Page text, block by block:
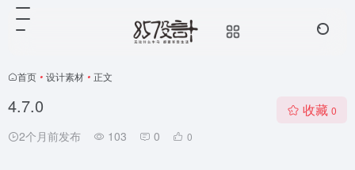
首页 • 设计素材 • 正文
4.7.0
2个月前发布 103 0 0
收藏 0